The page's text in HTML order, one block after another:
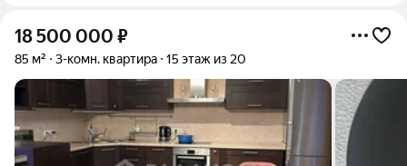
18 500 000 ₽
85 м² 3-комн. квартира 15 этаж из 20